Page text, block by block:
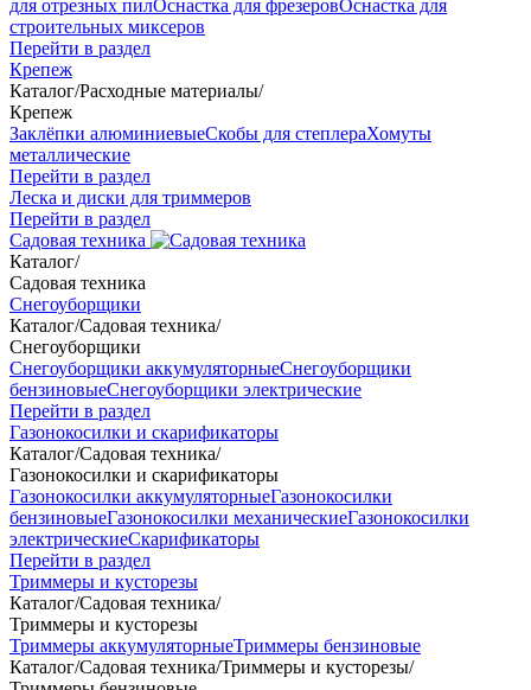
для отрезных пилОснастка для фрезеровОснастка для
строительных миксеров
Перейти в раздел
Крепеж
Каталог/Расходные материалы/
Крепеж
Заклёпки алюминиевыеСкобы для степлераХомуты
металлические
Перейти в раздел
Леска и диски для триммеров
Перейти в раздел
Садовая техника
Каталог/
Садовая техника
Снегоуборщики
Каталог/Садовая техника/
Снегоуборщики
Снегоуборщики аккумуляторныеСнегоуборщики
бензиновыеСнегоуборщики электрические
Перейти в раздел
Газонокосилки и скарификаторы
Каталог/Садовая техника/
Газонокосилки и скарификаторы
Газонокосилки аккумуляторныеГазонокосилки
бензиновыеГазонокосилки механическиеГазонокосилки
электрическиеСкарификаторы
Перейти в раздел
Триммеры и кусторезы
Каталог/Садовая техника/
Триммеры и кусторезы
Триммеры аккумуляторныеТриммеры бензиновые
Каталог/Садовая техника/Триммеры и кусторезы/